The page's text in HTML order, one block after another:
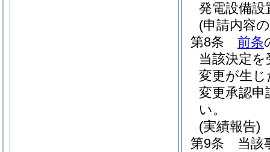
発電設備設
(申請内容
第8条
前条
当該決定
変更が生
変更承認
い。
(実績報告)
第9条
当該